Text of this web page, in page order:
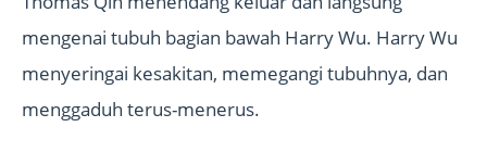
mengenai tubuh bagian bawah Harry Wu. Harry Wu
menyeringai kesakitan, memegangi tubuhnya, dan
menggaduh terus-menerus.